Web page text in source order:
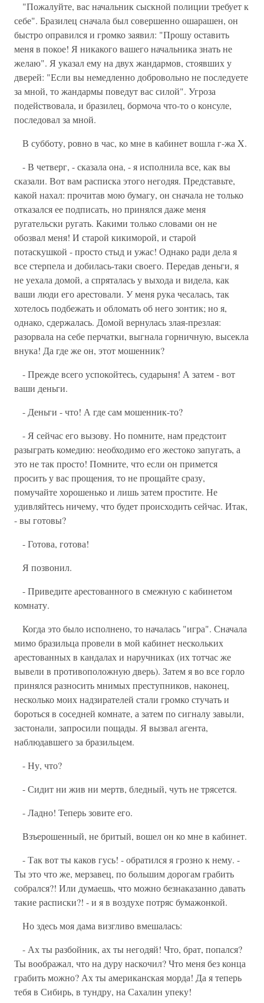
"Пожалуйте, вас начальник сыскной полиции требует к
себе". Бразилец сначала был совершенно ошарашен, он
быстро оправился и громко заявил: "Прошу оставить
меня в покое! Я никакого вашего начальника знать не
желаю". Я указал ему на двух жандармов, стоявших у
дверей: "Если вы немедленно добровольно не последуете
за мной, то жандармы поведут вас силой". Угроза
подействовала, и бразилец, бормоча что-то о консуле,
последовал за мной.
В субботу, ровно в час, ко мне в кабинет вошла г-жа X.
- В четверг, - сказала она, - я исполнила все, как вы
сказали. Вот вам расписка этого негодяя. Представьте,
какой нахал: прочитав мою бумагу, он сначала не только
отказался ее подписать, но принялся даже меня
ругательски ругать. Какими только словами он не
обозвал меня! И старой кикиморой, и старой
потаскушкой - просто стыд и ужас! Однако ради дела я
все стерпела и добилась-таки своего. Передав деньги, я
не уехала домой, а спряталась у выхода и видела, как
ваши люди его арестовали. У меня рука чесалась, так
хотелось подбежать и обломать об него зонтик; но я,
однако, сдержалась. Домой вернулась злая-презлая:
разорвала на себе перчатки, выгнала горничную, высекла
внука! Да где же он, этот мошенник?
- Прежде всего успокойтесь, сударыня! А затем - вот
ваши деньги.
- Деньги - что! А где сам мошенник-то?
- Я сейчас его вызову. Но помните, нам предстоит
разыграть комедию: необходимо его жестоко запугать, а
это не так просто! Помните, что если он примется
просить у вас прощения, то не прощайте сразу,
помучайте хорошенько и лишь затем простите. Не
удивляйтесь ничему, что будет происходить сейчас. Итак,
- вы готовы?
- Готова, готова!
Я позвонил.
- Приведите арестованного в смежную с кабинетом
комнату.
Когда это было исполнено, то началась "игра". Сначала
мимо бразильца провели в мой кабинет нескольких
арестованных в кандалах и наручниках (их тотчас же
вывели в противоположную дверь). Затем я во все горло
принялся разносить мнимых преступников, наконец,
несколько моих надзирателей стали громко стучать и
бороться в соседней комнате, а затем по сигналу завыли,
застонали, запросили пощады. Я вызвал агента,
наблюдавшего за бразильцем.
- Ну, что?
- Сидит ни жив ни мертв, бледный, чуть не трясется.
- Ладно! Теперь зовите его.
Взъерошенный, не бритый, вошел он ко мне в кабинет.
- Так вот ты каков гусь! - обратился я грозно к нему. -
Ты это что же, мерзавец, по большим дорогам грабить
собрался?! Или думаешь, что можно безнаказанно давать
такие расписки?! - и я в воздухе потряс бумажонкой.
Но здесь моя дама визгливо вмешалась:
- Ах ты разбойник, ах ты негодяй! Что, брат, попался?
Ты воображал, что на дуру наскочил? Что меня без конца
грабить можно? Ах ты американская морда! Да я теперь
тебя в Сибирь, в тундру, на Сахалин упеку!